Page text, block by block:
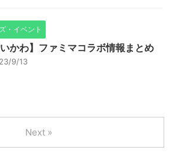
・イベント
いかわ】ファミマコラボ情報まとめ
9/13
Next »